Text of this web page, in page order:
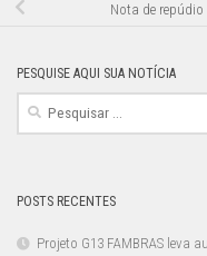
Nota de
PESQUISE AQUI SUA NOTÍCIA
Pesquisar
POSTS RECENTES
Projeto G13 FAMBRAS